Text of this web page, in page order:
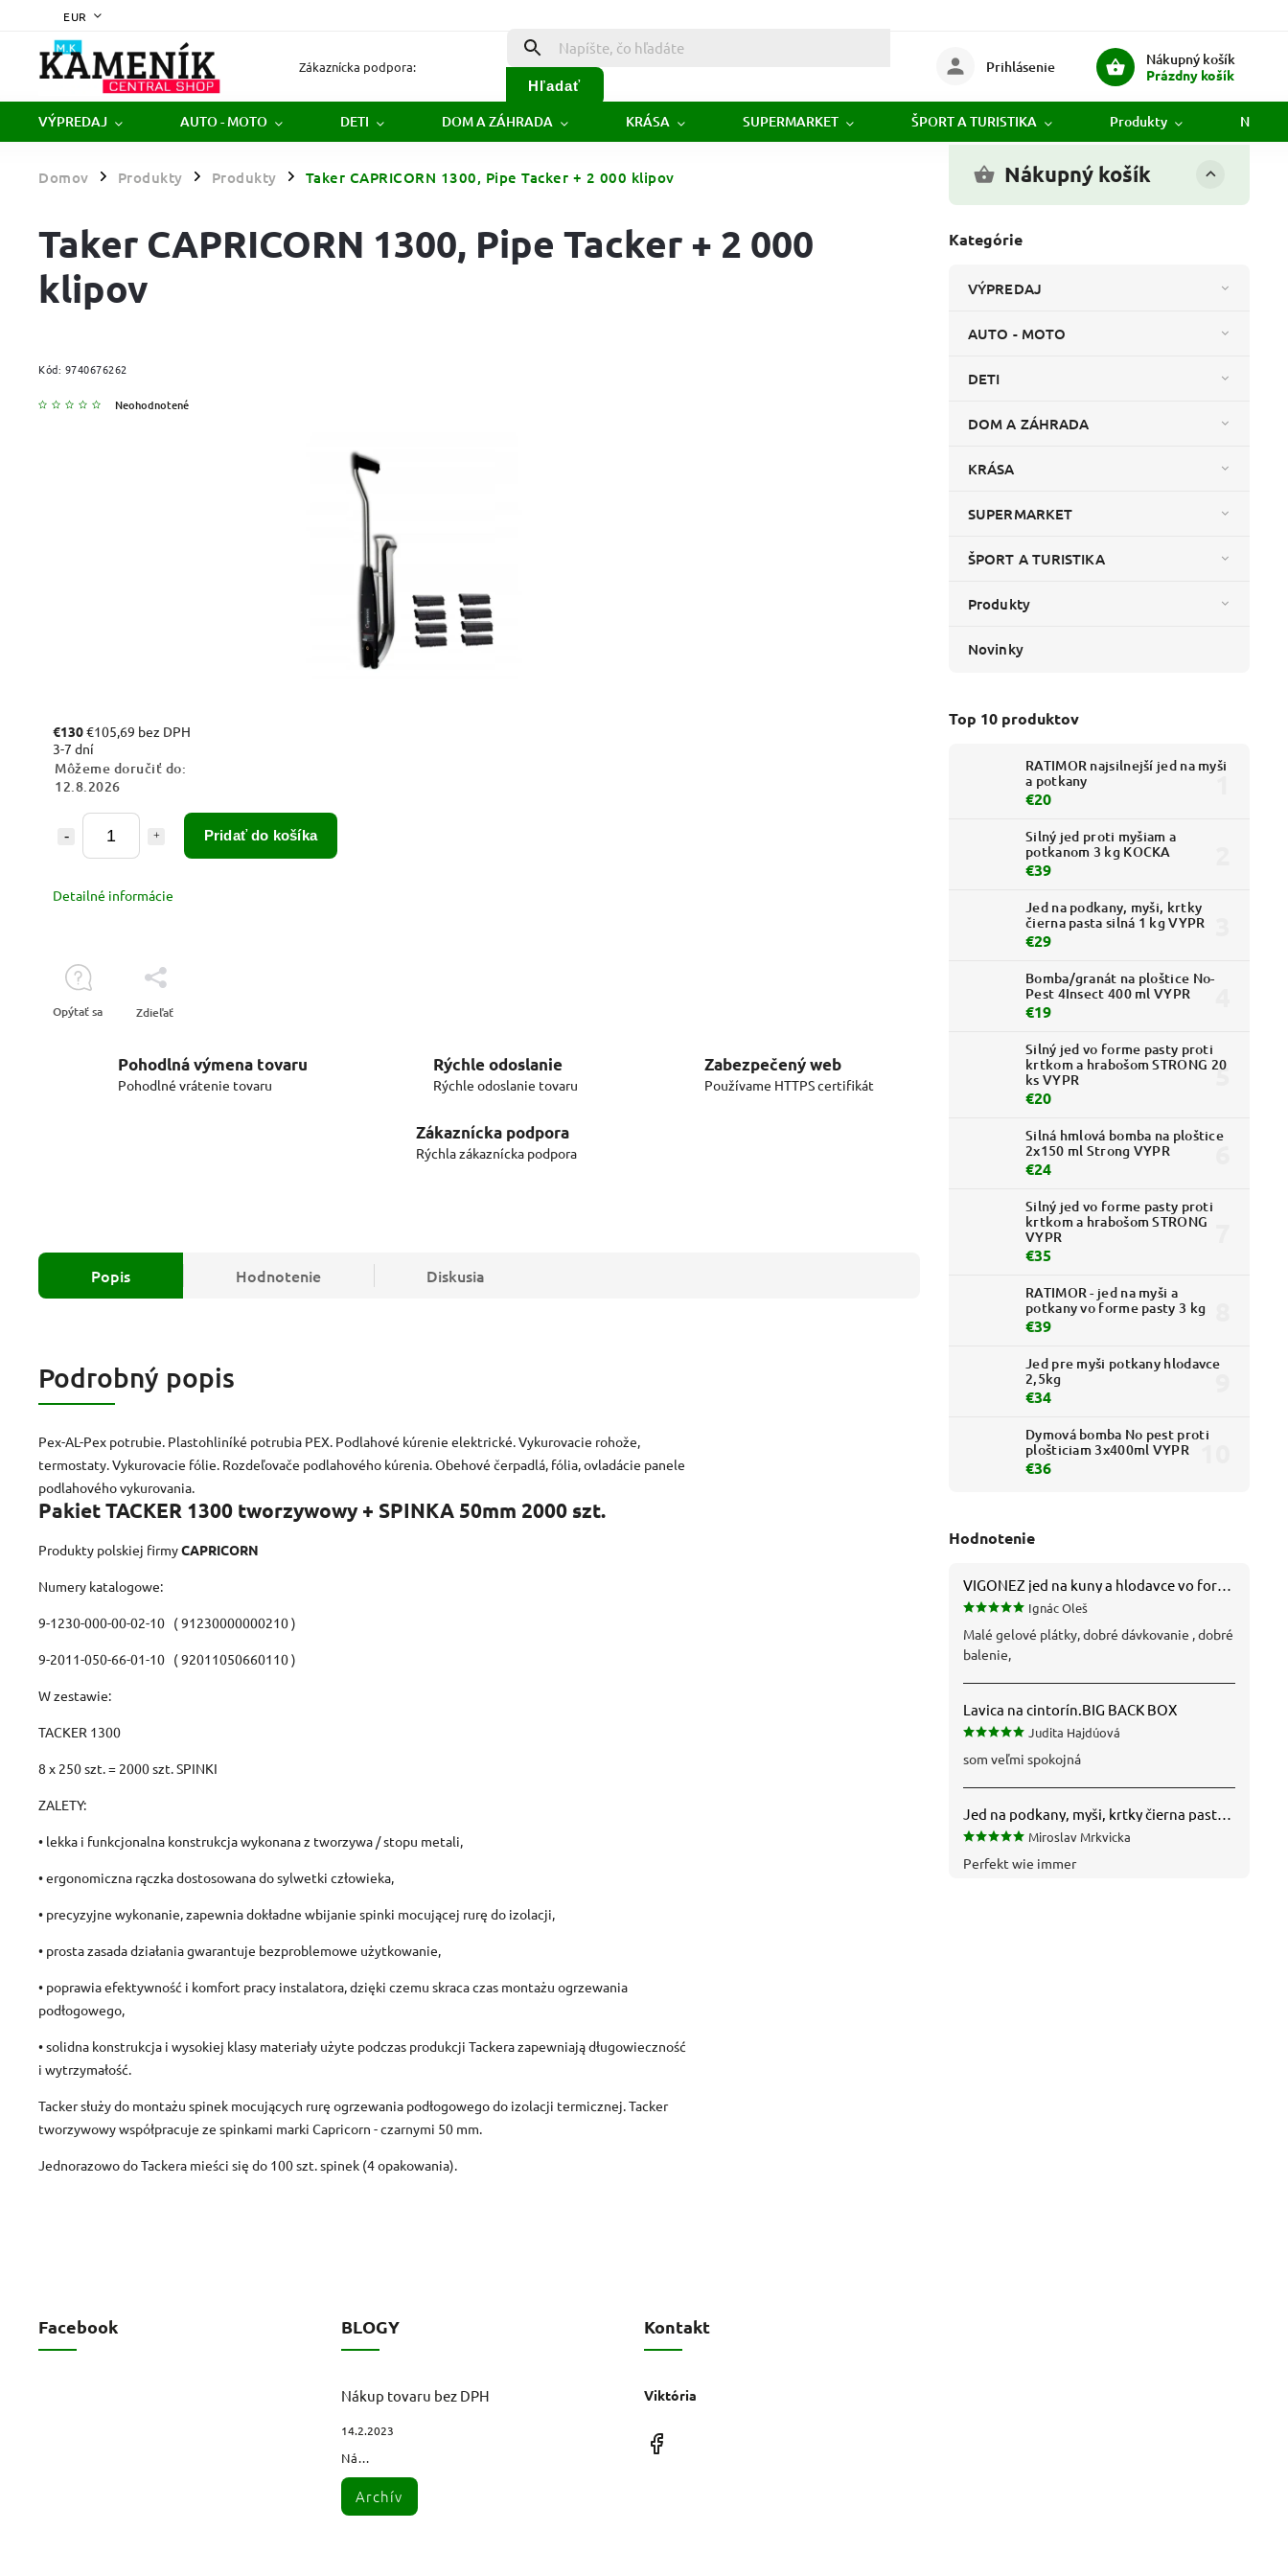
EUR
Zákaznícka podpora:
Hľadať
Nákupný košík
Prázdny košík
Prihlásenie
VÝPREDAJ AUTO - MOTO DETI DOM A ZÁHRADA KRÁSA SUPERMARKET ŠPORT A TURISTIKA Produkty
Domov / Produkty / Produkty / Taker CAPRICORN 1300, Pipe Tacker + 2 000 klipov Nákupný košík
Kategórie
VÝPREDAJ
AUTO - MOTO
DETI
DOM A ZÁHRADA
KRÁSA
SUPERMARKET
ŠPORT A TURISTIKA
Produkty
Novinky
Top 10 produktov
RATIMOR najsilnejší jed na myši
a potkany
€20
Silný jed proti myšiam a
potkanom 3 kg KOCKA
€39
Jed na podkany, myši, krtky
čierna pasta silná 1 kg VYPR
€29
Bomba/granát na ploštice No-
Pest 4Insect 400 ml VYPR
€19
Silný jed vo forme pasty proti
krtkom a hrabošom STRONG 20
ks VYPR
€20
Silná hmlová bomba na ploštice
2x150 ml Strong VYPR
€24
Silný jed vo forme pasty proti
krtkom a hrabošom STRONG
VYPR
€35
RATIMOR - jed na myši a
potkany vo forme pasty 3 kg
€39
Jed pre myši potkany hlodavce
2,5kg
€34
Dymová bomba No pest proti
plošticiam 3x400ml VYPR
€36
Hodnotenie
VIGONEZ jed na kuny a hlodavce vo forme pasty 1,5 kg
Ignác Oleš
Malé gelové plátky, dobré dávkovanie , dobré
balenie,
Lavica na cintorín.BIG BACK BOX
Judita Hajdúová
som veľmi spokojná
Jed na podkany, myši, krtky čierna pasta silná 1 kg VYPR
Miroslav Mrkvicka
Perfekt wie immer
Taker CAPRICORN 1300, Pipe Tacker + 2 000
klipov
Kód: 9740676262
Neohodnotené
€130€105,69 bez DPH
3-7 dní
Môžeme doručiť do:
12.8.2026
Pridať do košíka
Detailné informácie
Opýtať sa Zdieľať
Pohodlná výmena tovaru
Pohodlné vrátenie tovaru
Rýchle odoslanie
Rýchle odoslanie tovaru
Zabezpečený web
Používame HTTPS certifikát
Zákaznícka podpora
Rýchla zákaznícka podpora
Popis Hodnotenie Diskusia
Podrobný popis
Pex-AL-Pex potrubie. Plastohliníké potrubia PEX. Podlahové kúrenie elektrické. Vykurovacie rohože,
termostaty. Vykurovacie fólie. Rozdeľovače podlahového kúrenia. Obehové čerpadlá, fólia, ovladácie panele
podlahového vykurovania.
Pakiet TACKER 1300 tworzywowy + SPINKA 50mm 2000 szt.
Produkty polskiej firmyCAPRICORN
Numery katalogowe:
9-1230-000-00-02-10 ( 91230000000210 )
9-2011-050-66-01-10 ( 92011050660110 )
W zestawie:
TACKER 1300
8 x 250 szt. = 2000 szt. SPINKI
ZALETY:
• lekka i funkcjonalna konstrukcja wykonana z tworzywa / stopu metali,
• ergonomiczna rączka dostosowana do sylwetki człowieka,
• precyzyjne wykonanie, zapewnia dokładne wbijanie spinki mocującej rurę do izolacji,
• prosta zasada działania gwarantuje bezproblemowe użytkowanie,
• poprawia efektywność i komfort pracy instalatora, dzięki czemu skraca czas montażu ogrzewania
podłogowego,
• solidna konstrukcja i wysokiej klasy materiały użyte podczas produkcji Tackera zapewniają długowieczność
i wytrzymałość.
Tacker służy do montażu spinek mocujących rurę ogrzewania podłogowego do izolacji termicznej. Tacker
tworzywowy współpracuje ze spinkami marki Capricorn - czarnymi 50 mm.
Jednorazowo do Tackera mieści się do 100 szt. spinek (4 opakowania).
Facebook BLOGY
Nákup tovaru bez DPH
14.2.2023
Ná...
Archív
Kontakt
Viktória